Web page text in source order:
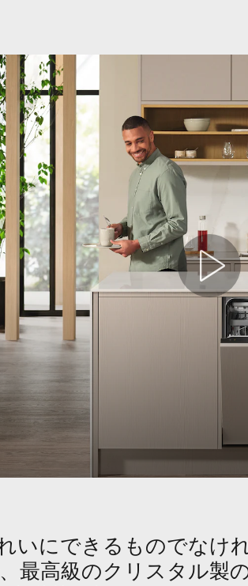
いにできるものでなけ
最高級のクリスタル製